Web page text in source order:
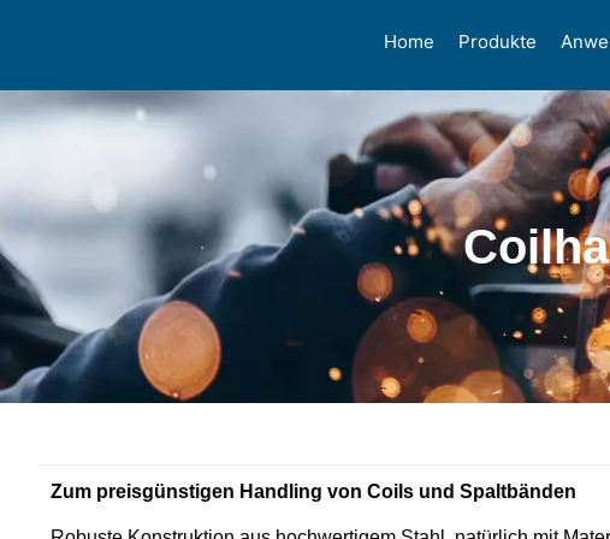
Home Produkte
Zum preisgünstigen Handling von Coils und Spaltbänden